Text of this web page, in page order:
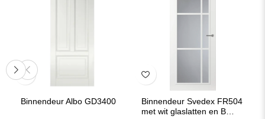
Binnendeur Albo GD3400
Binnendeur Svedex FR504
met wit glaslatten en Blank